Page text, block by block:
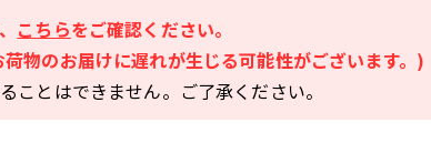
こちらをご確認ください。
物のお届けに遅れが生じる可能性がございます。)
ことはできません。ご了承ください。